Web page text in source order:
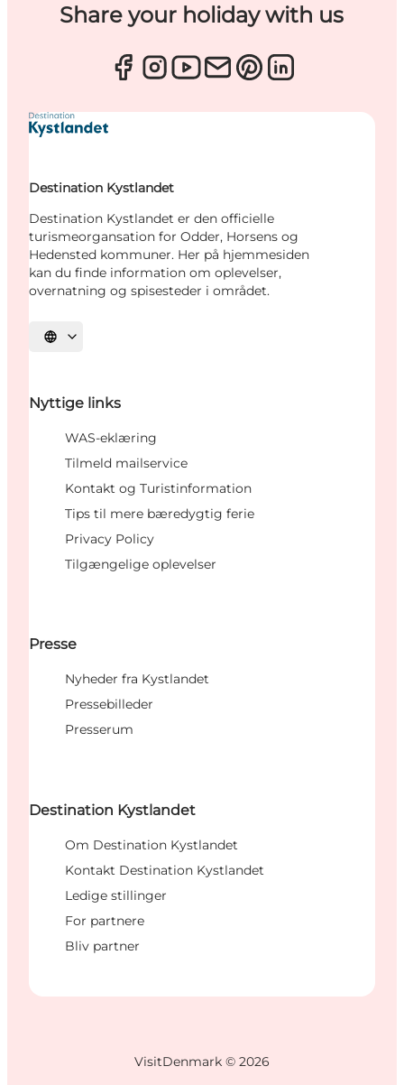
Share your holiday with us
Destination Kystlandet
Destination Kystlandet er den officielle
turismeorgansation for Odder, Horsens og
Hedensted kommuner. Her på hjemmesiden
kan du finde information om oplevelser,
overnatning og spisesteder i området.
Vælg sprog
Nyttige links
WAS-eklæring
Tilmeld mailservice
Kontakt og Turistinformation
Tips til mere bæredygtig ferie
Privacy Policy
Tilgængelige oplevelser
Presse
Nyheder fra Kystlandet
Pressebilleder
Presserum
Destination Kystlandet
Om Destination Kystlandet
Kontakt Destination Kystlandet
Ledige stillinger
For partnere
Bliv partner
VisitDenmark © 2026